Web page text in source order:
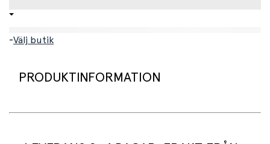
-Välj butik
PRODUKTINFORMATION